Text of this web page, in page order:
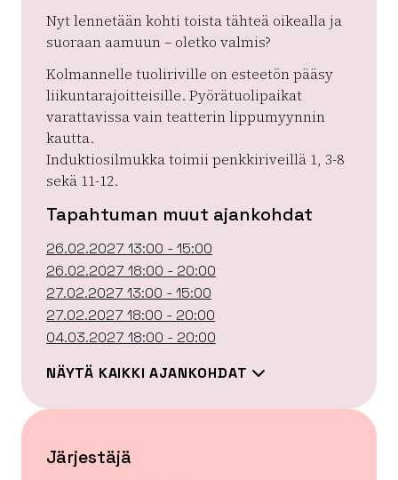
Nyt lennetään kohti toista tähteä oikealla ja
suoraan aamuun – oletko valmis?
Kolmannelle tuoliriville on esteetön pääsy
liikuntarajoitteisille. Pyörätuolipaikat
varattavissa vain teatterin lippumyynnin
kautta.
Induktiosilmukka toimii penkkiriveillä 1, 3-8
sekä 11-12.
Tapahtuman muut ajankohdat
26.02.2027 13:00 - 15:00
26.02.2027 18:00 - 20:00
27.02.2027 13:00 - 15:00
27.02.2027 18:00 - 20:00
04.03.2027 18:00 - 20:00
NÄYTÄ KAIKKI AJANKOHDAT
Järjestäjä